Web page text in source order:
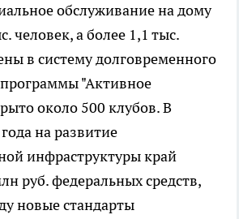
обслуживание на дому
человек, а более 1,1 тыс.
в систему долговременного
"Активное
около 500 клубов. В
на развитие
инфраструктуры край
руб. федеральных средств,
новые стандарты